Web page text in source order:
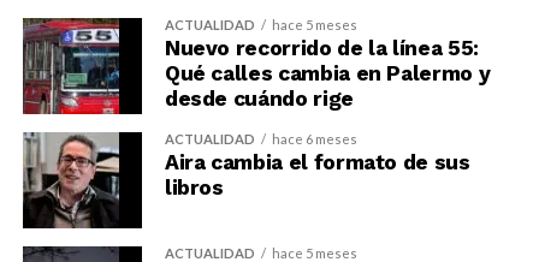
ACTUALIDAD hace 5 meses
Nuevo recorrido de la línea 55:
Qué calles cambia en Palermo y
desde cuándo rige
ACTUALIDAD hace 6 meses
Aira cambia el formato de sus
libros
ACTUALIDAD hace 5 meses